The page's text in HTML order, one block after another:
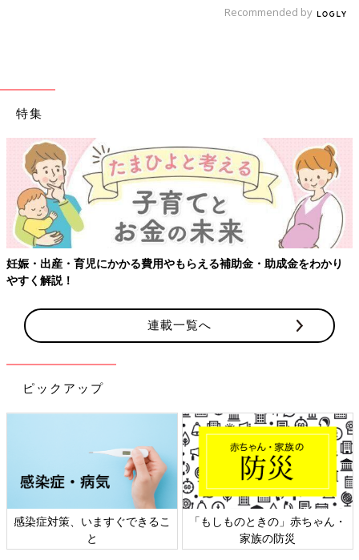
Recommended by
特集
助金・助成金をわかり
【ワクチン接種できるものも】妊婦の感
連載一覧へ
ピックアップ
しものときの」赤ちゃん・
家族の防災
日本外来小児科学会リーフレッ
ト検討会
六